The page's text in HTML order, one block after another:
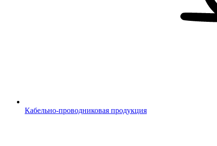
Кабельно-проводниковая продукция